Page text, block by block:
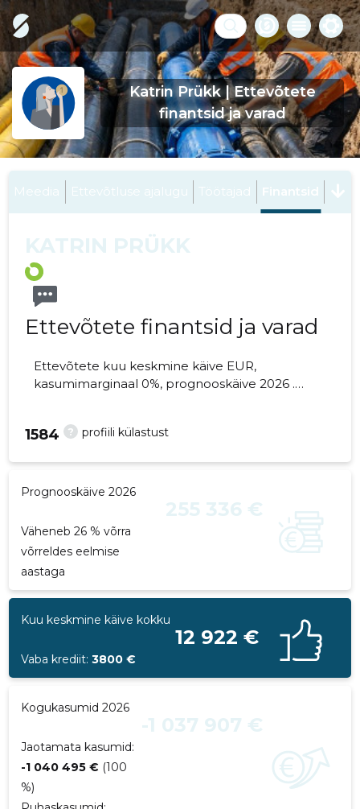
Katrin Prükk | Ettevõtete
finantsid ja varad
Meedia Ettevõtluse ajalugu Töötajad Finantsid
KATRIN PRÜKK
Ettevõtete finantsid ja varad
Ettevõtete kuu keskmine käive EUR,
kasumimarginaal 0%, prognooskäive 2026 .
? profiili külastust
1584
Prognooskäive 2026
255 336 €
Väheneb 26 % võrra
võrreldes eelmise
aastaga
Kuu keskmine käive kokku
12 922 €
Vaba krediit:3800 €
Kogukasumid 2026
-1 037 907 €
Jaotamata kasumid:
-1 040 495 € (100
%)